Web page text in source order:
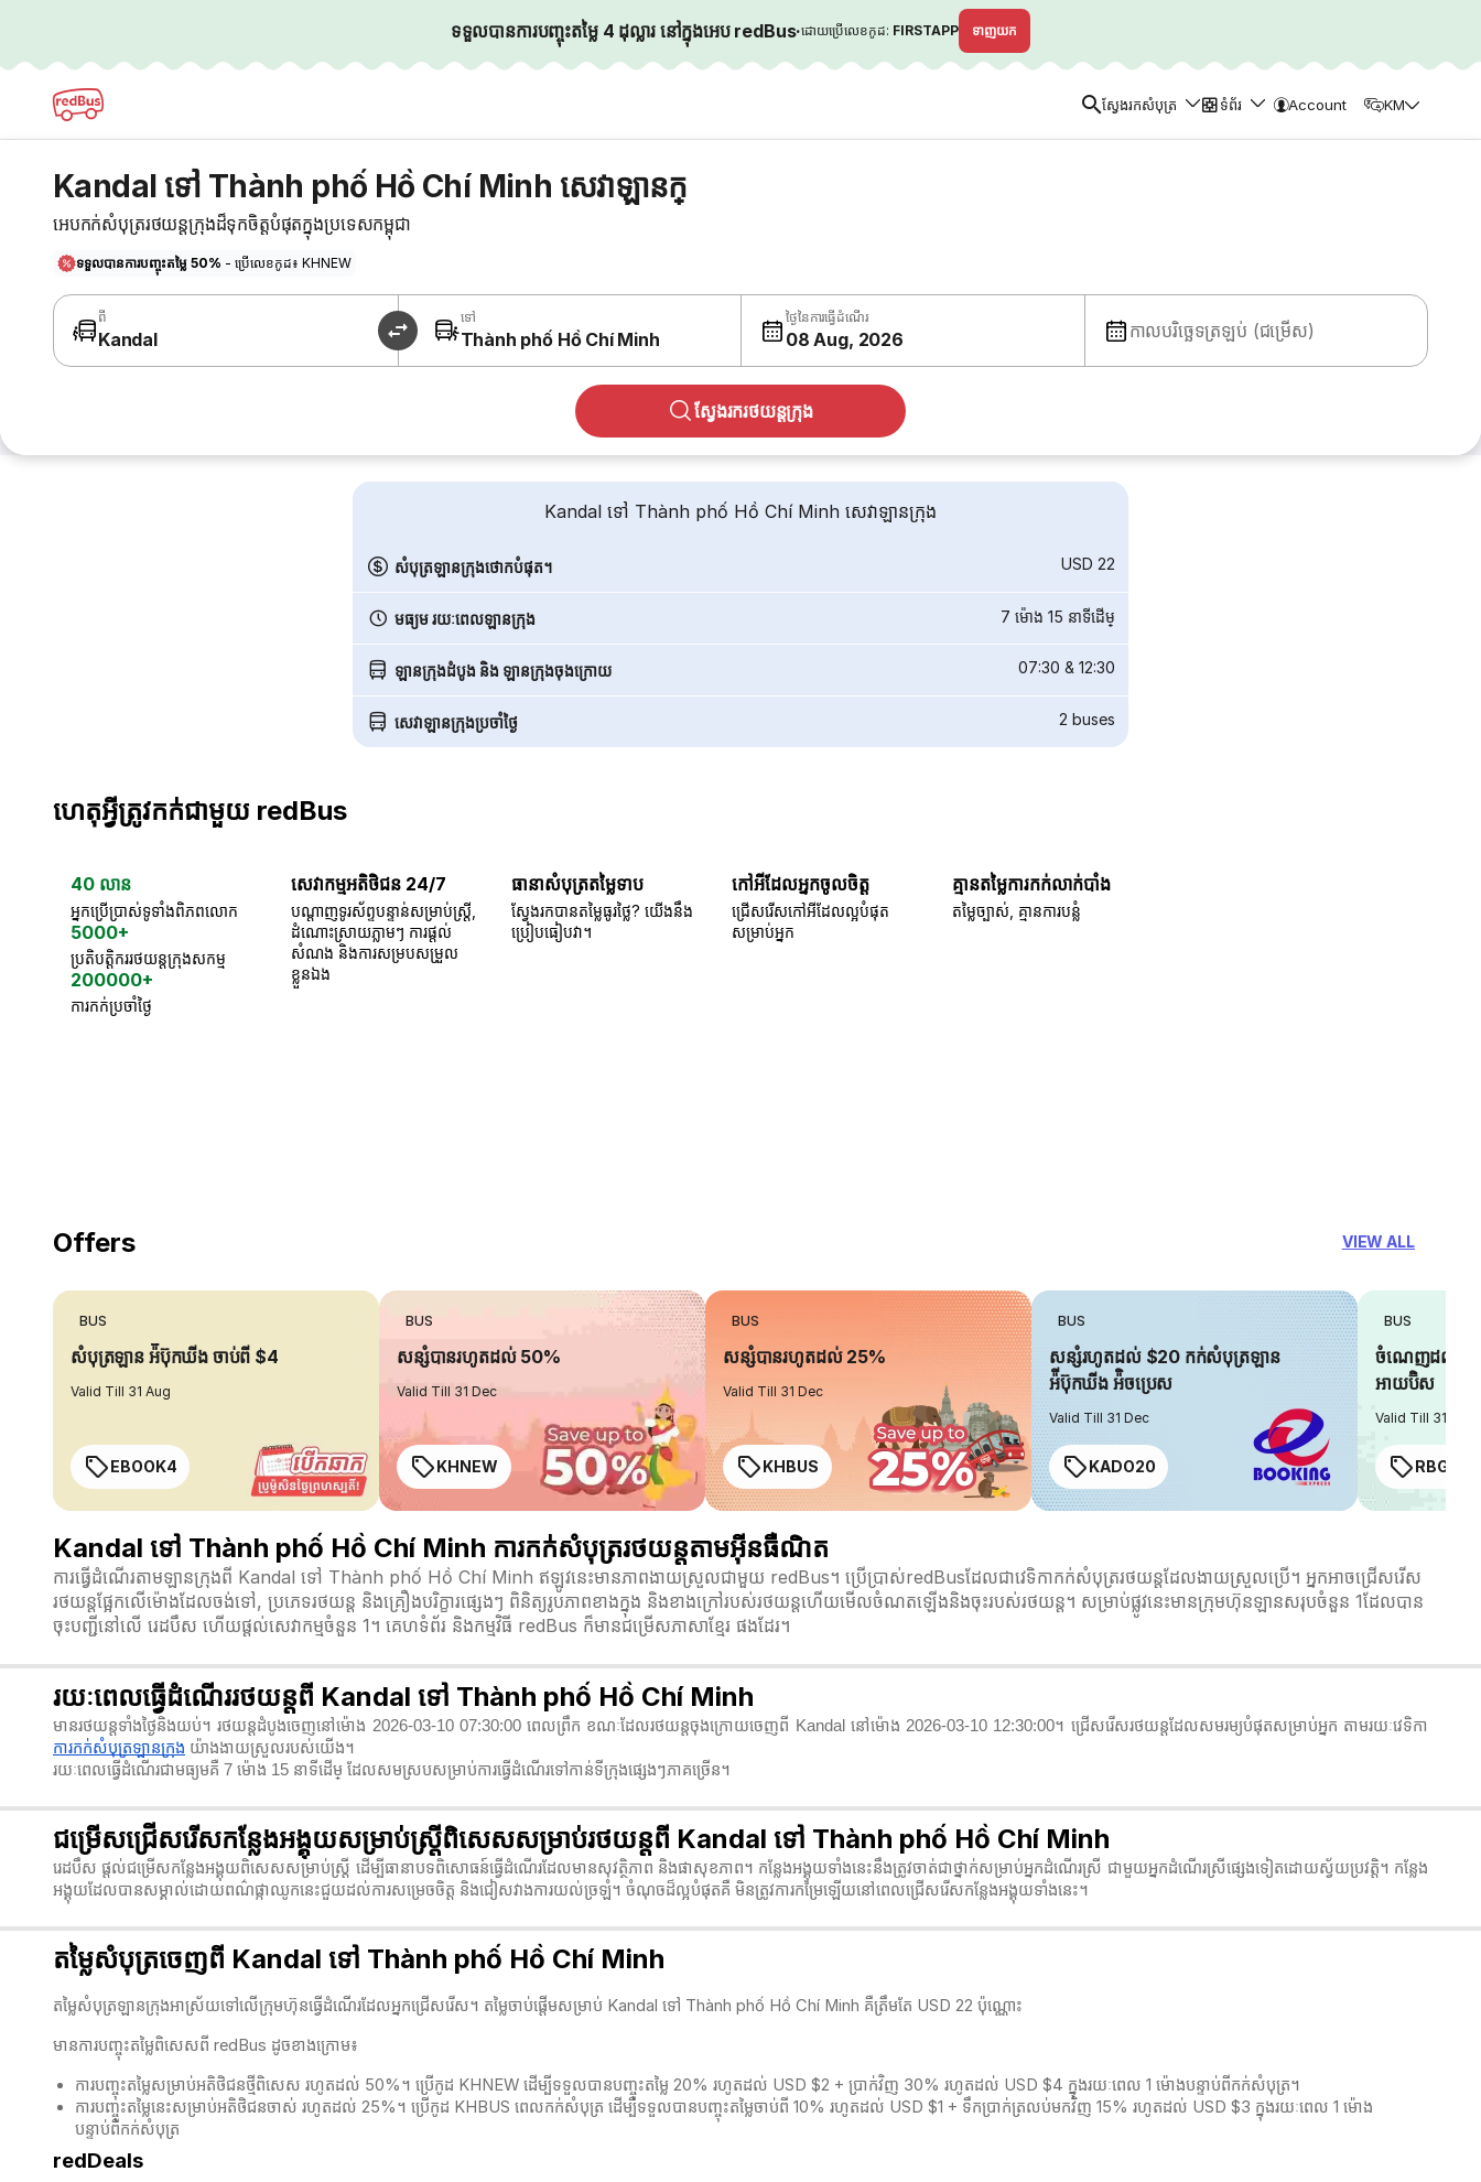
ទទួលបានការបញ្ចុះតម្លៃ 4 ដុល្លារ នៅក្នុងអេប redBus·ដោយប្រើលេខកូដ: FIRSTAPP ទាញយក
ស្វែងរកសំបុត្រ ទំព័រ Account KM
Kandal ទៅ Thành phố Hồ Chí Minh សេវាឡានក្
អេបកក់សំបុត្ររថយន្តក្រុងដ៏ទុកចិត្តបំផុតក្នុងប្រទេសកម្ពុជា
ទទួលបានការបញ្ចុះតម្លៃ 50% - ប្រើលេខកូដ៖ KHNEW
ពី
Kandal
ទៅ
Thành phố Hồ Chí Minh
ថ្ងៃនៃការធ្វើដំណើរ
08 Aug, 2026 កាលបរិច្ឆេទត្រឡប់ (ជម្រើស)
ស្វែងរករថយន្តក្រុង
Kandal ទៅ Thành phố Hồ Chí Minh សេវាឡានក្រុង
សំបុត្រឡានក្រុងថោកបំផុត។ USD 22
មធ្យម រយៈពេលឡានក្រុង 7 ម៉ោង 15 នាទី​ដើម្
ឡានក្រុងដំបូង និង ឡានក្រុងចុងក្រោយ 07:30 & 12:30
សេវាឡានក្រុងប្រចាំថ្ងៃ 2 buses
ហេតុអ្វីត្រូវកក់ជាមួយ redBus
40 លាន
អ្នកប្រើប្រាស់ទូទាំងពិភពលោក
5000+
ប្រតិបត្តិកររថយន្តក្រុងសកម្ម
200000+
ការកក់ប្រចាំថ្ងៃ
សេវាកម្មអតិថិជន 24/7
បណ្តាញទូរស័ព្ទបន្ទាន់សម្រាប់ស្ត្រី,
ដំណោះស្រាយភ្លាមៗ ការផ្តល់
សំណង និងការសម្របសម្រួល
ខ្លួនឯង
ធានាសំបុត្រតម្លៃទាប
ស្វែងរកបានតម្លៃធូរថ្លៃ? យើងនឹង
ប្រៀបធៀបវា។
កៅអីដែលអ្នកចូលចិត្ត
ជ្រើសរើសកៅអីដែលល្អបំផុត
សម្រាប់អ្នក
គ្មានតម្លៃការកក់លាក់បាំង
តម្លៃច្បាស់, គ្មានការបន្លំ
Offers VIEW ALL
BUS
សំបុត្រឡាន អ៉ីប៊ុកឃីង ចាប់ពី $4
Valid Till 31 Aug
EBOOK4
BUS
សន្សំបានរហូតដល់ 50%
Valid Till 31 Dec
KHNEW
BUS
សន្សំបានរហូតដល់ 25%
Valid Till 31 Dec
KHBUS
BUS
សន្សំរហូតដល់ $20 កក់សំបុត្រឡាន
អ៉ីប៊ុកឃីង អ៉ិចប្រេស
Valid Till 31 Dec
KADO20
BUS
ចំណេញដល់ $6
អាយប៊ិស
Valid Till 31 Dec
Kandal ទៅ Thành phố Hồ Chí Minh ការកក់សំបុត្ររថយន្តតាមអ៊ីនធឺណិត
ការធ្វើដំណើរតាមឡានក្រុងពី Kandal ទៅ Thành phố Hồ Chí Minh ឥឡូវនេះមានភាពងាយស្រួលជាមួយ redBus។ ប្រើប្រាស់redBusដែលជាវេទិកាកក់សំបុត្ររថយន្តដែលងាយស្រួលប្រើ។ អ្នកអាចជ្រើសរើស
រថយន្តផ្អែកលើម៉ោងដែលចង់ទៅ, ប្រភេទរថយន្ត និងគ្រឿងបរិក្ខារផ្សេងៗ ពិនិត្យរូបភាពខាងក្នុង និងខាងក្រៅរបស់រថយន្តហើយមើលចំណតឡើងនិងចុះរបស់រថយន្ត។ សម្រាប់ផ្លូវនេះមានក្រុមហ៊ុនឡានសរុបចំនួន 1ដែលបាន
ចុះបញ្ជីនៅលើ រេដបឹស ហើយផ្តល់សេវាកម្មចំនួន 1។ គេហទំព័រ និងកម្មវិធី redBus ក៏មានជម្រើសភាសាខ្មែរ ផងដែរ។
រយៈពេលធ្វើដំណើររថយន្តពី Kandal ទៅ Thành phố Hồ Chí Minh
មានរថយន្តទាំងថ្ងៃនិងយប់។ រថយន្តដំបូងចេញនៅម៉ោង 2026-03-10 07:30:00 ពេលព្រឹក ខណៈដែលរថយន្តចុងក្រោយចេញពី Kandal នៅម៉ោង 2026-03-10 12:30:00។ ជ្រើសរើសរថយន្តដែលសមរម្យបំផុតសម្រាប់អ្នក តាមរយៈវេទិកា
ការកក់សំបុត្រឡានក្រុង យ៉ាងងាយស្រួលរបស់យើង។
រយៈពេលធ្វើដំណើរជាមធ្យមគឺ 7 ម៉ោង 15 នាទី​ដើម្ ដែលសមស្របសម្រាប់ការធ្វើដំណើរទៅកាន់ទីក្រុងផ្សេងៗភាគច្រើន។
ជម្រើសជ្រើសរើសកន្លែងអង្គុយសម្រាប់ស្ត្រីពិសេសសម្រាប់រថយន្តពី Kandal ទៅ Thành phố Hồ Chí Minh
រេដបឹស ផ្តល់ជម្រើសកន្លែងអង្គុយពិសេសសម្រាប់ស្ត្រី ដើម្បីធានាបទពិសោធន៍ធ្វើដំណើរដែលមានសុវត្ថិភាព និងផាសុខភាព។ កន្លែងអង្គុយទាំងនេះនឹងត្រូវចាត់ជាថ្នាក់សម្រាប់អ្នកដំណើរស្រី ជាមួយអ្នកដំណើរស្រីផ្សេងទៀតដោយស្វ័យប្រវត្តិ។ កន្លែង
អង្គុយដែលបានសម្គាល់ដោយពណ៌ផ្កាឈូកនេះជួយដល់ការសម្រេចចិត្ត និងជៀសវាងការយល់ច្រឡំ។ ចំណុចដ៏ល្អបំផុតគឺ មិនត្រូវការកម្រៃឡើយនៅពេលជ្រើសរើសកន្លែងអង្គុយទាំងនេះ។
តម្លៃសំបុត្រចេញពី Kandal ទៅ Thành phố Hồ Chí Minh
តម្លៃសំបុត្រឡានក្រុងអាស្រ័យទៅលើក្រុមហ៊ុនធ្វើដំណើរដែលអ្នកជ្រើសរើស។ តម្លៃចាប់ផ្តើមសម្រាប់ Kandal ទៅ Thành phố Hồ Chí Minh គឺត្រឹមតែ USD 22 ប៉ុណ្ណោះ
មានការបញ្ចុះតម្លៃពិសេសពី redBus ដូចខាងក្រោម៖
ការបញ្ចុះតម្លៃសម្រាប់អតិថិជនថ្មីពិសេស រហូតដល់ 50%។ ប្រើកូដ KHNEW ដើម្បីទទួលបានបញ្ចុះតម្លៃ 20% រហូតដល់ USD $2 + ប្រាក់វិញ 30% រហូតដល់ USD $4 ក្នុងរយៈពេល 1 ម៉ោងបន្ទាប់ពីកក់សំបុត្រ។
ការបញ្ចុះតម្លៃនេះសម្រាប់អតិថិជនចាស់ រហូតដល់ 25%។ ប្រើកូដ KHBUS ពេលកក់សំបុត្ រ ដើម្បីទទួលបានបញ្ចុះតម្លៃចាប់ពី 10% រហូតដល់ USD $1 + ទឹកប្រាក់ត្រលប់មកវិញ 15% រហូតដល់ USD $3 ក្នុងរយៈពេល 1 ម៉ោង
បន្ទាប់ពីកក់សំបុត្
redDeals